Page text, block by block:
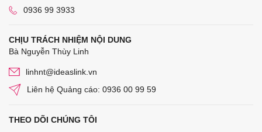
0936 99 3933
CHỊU TRÁCH NHIỆM NỘI DUNG
Bà Nguyễn Thùy Linh
linhnt@ideaslink.vn
Liên hệ Quảng cáo: 0936 00 99 59
THEO DÕI CHÚNG TÔI